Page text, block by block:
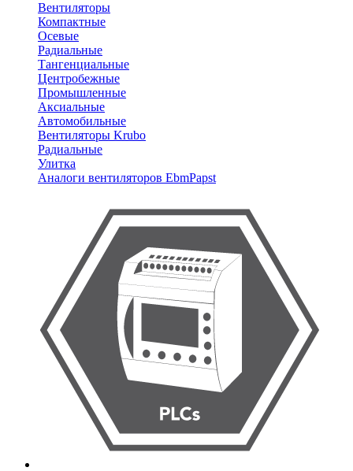
Вентиляторы
Компактные
Осевые
Радиальные
Тангенциальные
Центробежные
Промышленные
Аксиальные
Автомобильные
Вентиляторы Krubo
Радиальные
Улитка
Аналоги вентиляторов EbmPapst